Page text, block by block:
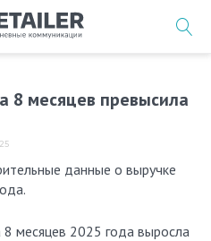
8 месяцев превысила
8 месяцев 2025 года выросла